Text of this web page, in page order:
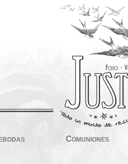
Comuniones